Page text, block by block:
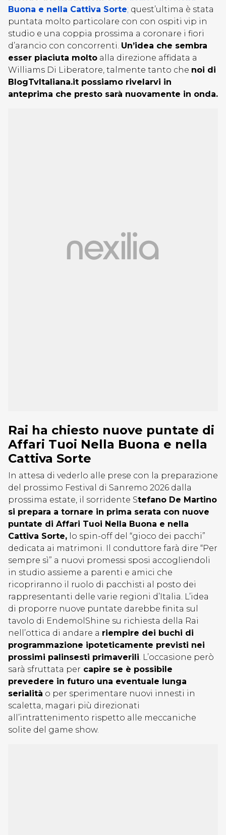
Buona e nella Cattiva Sorte; quest’ultima è stata
puntata molto particolare con con ospiti vip in
studio e una coppia prossima a coronare i fiori
d’arancio con concorrenti. Un’idea che sembra
esser piaciuta molto alla direzione affidata a
Williams Di Liberatore, talmente tanto che noi di
BlogTvItaliana.it possiamo rivelarvi in
anteprima che presto sarà nuovamente in onda.
Rai ha chiesto nuove puntate di
Affari Tuoi Nella Buona e nella
Cattiva Sorte
In attesa di vederlo alle prese con la preparazione
del prossimo Festival di Sanremo 2026 dalla
prossima estate, il sorridente Stefano De Martino
si prepara a tornare in prima serata con nuove
puntate di Affari Tuoi Nella Buona e nella
Cattiva Sorte, lo spin-off del “gioco dei pacchi”
dedicata ai matrimoni. Il conduttore farà dire “Per
sempre sì” a nuovi promessi sposi accogliendoli
in studio assieme a parenti e amici che
ricopriranno il ruolo di pacchisti al posto dei
rappresentanti delle varie regioni d’Italia. L’idea
di proporre nuove puntate darebbe finita sul
tavolo di EndemolShine su richiesta della Rai
nell’ottica di andare a riempire dei buchi di
programmazione ipoteticamente previsti nei
prossimi palinsesti primaverili. L’occasione però
sarà sfruttata per capire se è possibile
prevedere in futuro una eventuale lunga
serialità o per sperimentare nuovi innesti in
scaletta, magari più direzionati
all’intrattenimento rispetto alle meccaniche
solite del game show.